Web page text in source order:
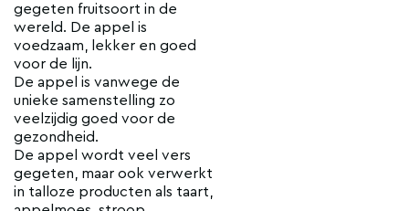
gegeten fruitsoort in de
wereld. De appel is
voedzaam, lekker en goed
voor de lijn.
De appel is vanwege de
unieke samenstelling zo
veelzijdig goed voor de
gezondheid.
De appel wordt veel vers
gegeten, maar ook verwerkt
in talloze producten als taart,